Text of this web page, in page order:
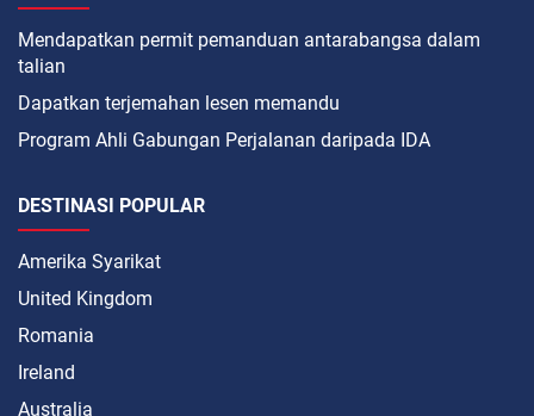
Mendapatkan permit pemanduan antarabangsa dalam
talian
Dapatkan terjemahan lesen memandu
Program Ahli Gabungan Perjalanan daripada IDA
DESTINASI POPULAR
Amerika Syarikat
United Kingdom
Romania
Ireland
Australia